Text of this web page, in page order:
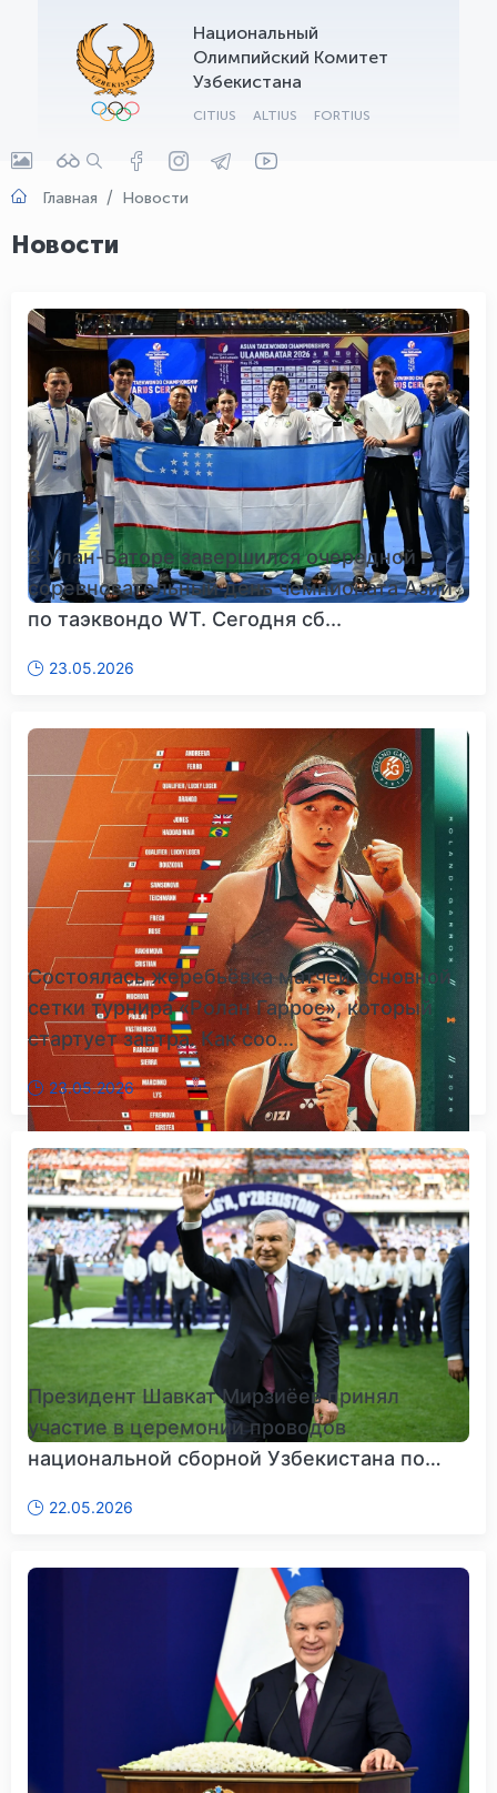
Национальный
Олимпийский Комитет
Узбекистана
CITIUS ALTIUS FORTIUS
Главная Новости
Новости
В Улан-Баторе завершился очередной
соревновательный день чемпионата Азии
по таэквондо WT. Сегодня сб...
23.05.2026
Состоялась жеребьёвка матчей основной
сетки турнира «Ролан Гаррос», который
стартует завтра. Как соо...
23.05.2026
Президент Шавкат Мирзиёев принял
участие в церемонии проводов
национальной сборной Узбекистана по
22.05.2026
OLYMPCHIK AI - yordamchi
Онлайн · olympic.uz